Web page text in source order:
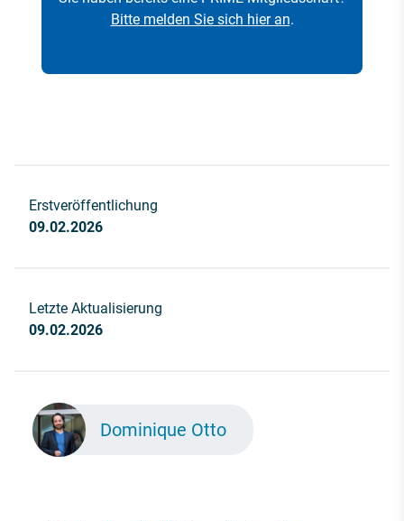
Bitte melden Sie sich hier an.
Erstveröffentlichung
09.02.2026
Letzte Aktualisierung
09.02.2026
Dominique Otto